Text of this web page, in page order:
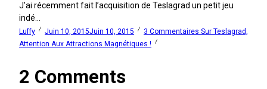
J’ai récemment fait l’acquisition de Teslagrad un petit jeu
indé...
Luffy Juin 10, 2015Juin 10, 2015 3 Commentaires Sur Teslagrad,
Attention Aux Attractions Magnétiques !
2 Comments